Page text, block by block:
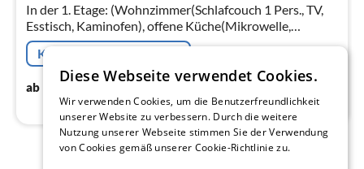
In der 1. Etage: (Wohnzimmer(Schlafcouch 1 Pers., TV,
Esstisch, Kaminofen), offene Küche(Mikrowelle,
Spülmaschine, Kühl-/Gefrierkombination),
Schlafzimmer(Einzelbett, Doppelbett)
Kostenfreie Stornierung
ab 52€
Diese Webseite verwendet Cookies.
Wir verwenden Cookies, um die Benutzerfreundlichkeit
unserer Website zu verbessern. Durch die weitere
Nutzung unserer Webseite stimmen Sie der Verwendung
von Cookies gemäß unserer Cookie-Richtlinie zu.